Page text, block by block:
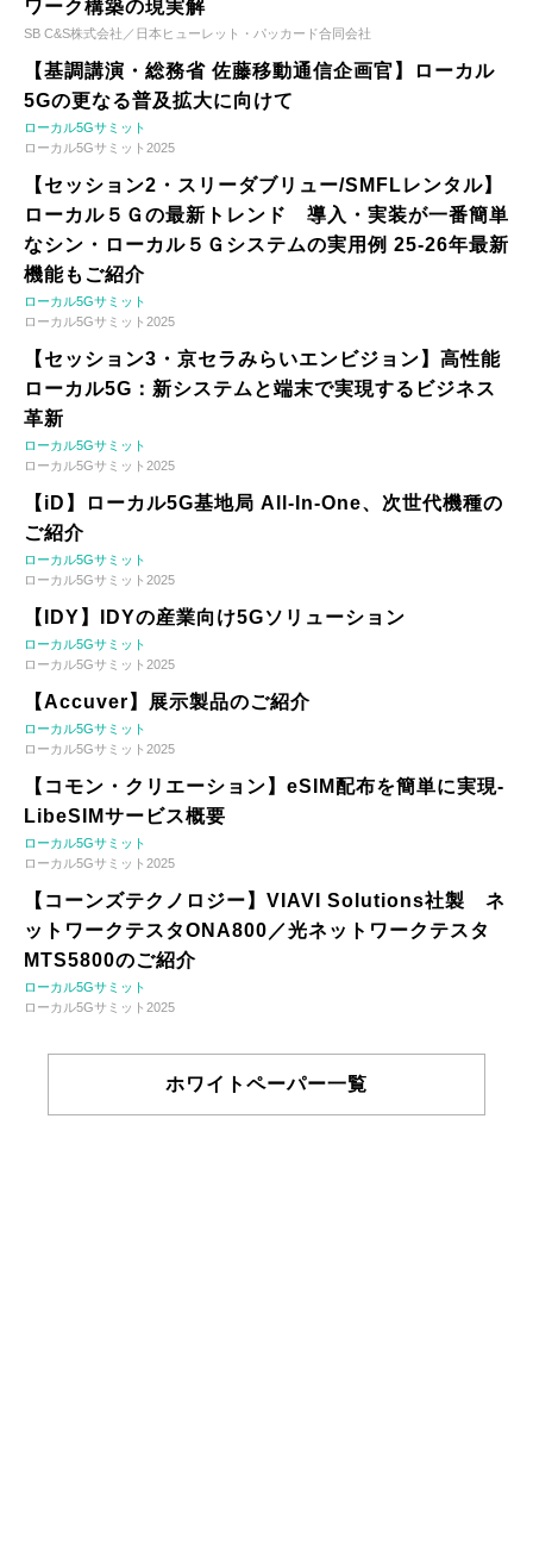
ワーク構築の現実解
SB C&S株式会社／日本ヒューレット・パッカード合同会社
【基調講演・総務省 佐藤移動通信企画官】ローカル
5Gの更なる普及拡大に向けて
ローカル5Gサミット
ローカル5Gサミット2025
【セッション2・スリーダブリュー/SMFLレンタル】
ローカル５Ｇの最新トレンド 導入・実装が一番簡単
なシン・ローカル５Ｇシステムの実用例 25-26年最新
機能もご紹介
ローカル5Gサミット
ローカル5Gサミット2025
【セッション3・京セラみらいエンビジョン】高性能
ローカル5G：新システムと端末で実現するビジネス
革新
ローカル5Gサミット
ローカル5Gサミット2025
【iD】ローカル5G基地局 All-In-One、次世代機種の
ご紹介
ローカル5Gサミット
ローカル5Gサミット2025
【IDY】IDYの産業向け5Gソリューション
ローカル5Gサミット
ローカル5Gサミット2025
【Accuver】展示製品のご紹介
ローカル5Gサミット
ローカル5Gサミット2025
【コモン・クリエーション】eSIM配布を簡単に実現-
LibeSIMサービス概要
ローカル5Gサミット
ローカル5Gサミット2025
【コーンズテクノロジー】VIAVI Solutions社製 ネ
ットワークテスタONA800／光ネットワークテスタ
MTS5800のご紹介
ローカル5Gサミット
ローカル5Gサミット2025
ホワイトペーパー一覧